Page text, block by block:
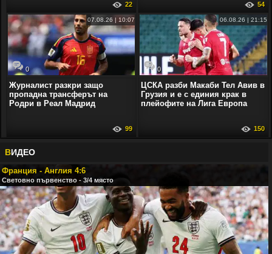
22 54
0
07.08.26 | 10:07
Журналист разкри защо
пропадна трансферът на
Родри в Реал Мадрид
99
0
06.08.26 | 21:15
ЦСКА разби Макаби Тел Авив в
Грузия и е с единия крак в
плейофите на Лига Европа
150
ВИДЕО
Франция - Англия 4:6
Световно първенство - 3/4 място